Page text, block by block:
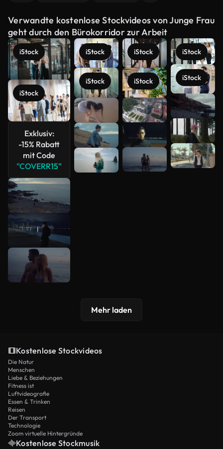
Verwandte kostenlose Stockvideos von Junge Frau
geht durch den Bürokorridor zur Arbeit
iStock
iStock
Exklusiv:
-15% Rabatt
mit Code
"COVERR15"
iStock
iStock
iStock
iStock
iStock
iStock
Mehr
anzeigen
Mehr laden
Kostenlose Stockvideos
Die Natur
Menschen
Liebe & Beziehungen
Fitness ist
Luftvideografie
Essen & Trinken
Reisen
Der Transport
Technologie
Zoom virtuelle Hintergründe
Kostenlose Stockmusik